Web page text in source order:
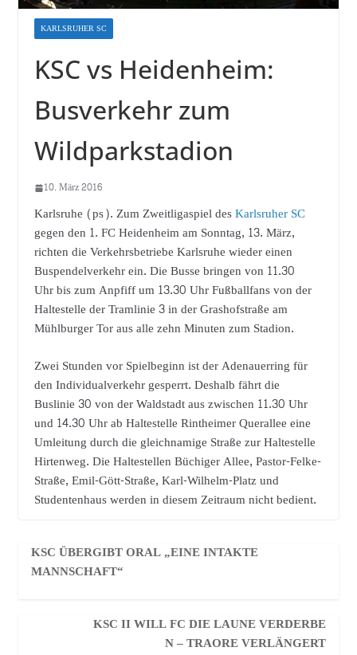
KARLSRUHER SC
KSC vs Heidenheim:
Busverkehr zum
Wildparkstadion
10. März 2016
Karlsruhe (ps). Zum Zweitligaspiel desKarlsruher SC
gegen den 1. FC Heidenheim am Sonntag, 13. März,
richten die Verkehrsbetriebe Karlsruhe wieder einen
Buspendelverkehr ein. Die Busse bringen von 11.30
Uhr bis zum Anpfiff um 13.30 Uhr Fußballfans von der
Haltestelle der Tramlinie 3 in der Grashofstraße am
Mühlburger Tor aus alle zehn Minuten zum Stadion.
Zwei Stunden vor Spielbeginn ist der Adenauerring für
den Individualverkehr gesperrt. Deshalb fährt die
Buslinie 30 von der Waldstadt aus zwischen 11.30 Uhr
und 14.30 Uhr ab Haltestelle Rintheimer Querallee eine
Umleitung durch die gleichnamige Straße zur Haltestelle
Hirtenweg. Die Haltestellen Büchiger Allee, Pastor-Felke-
Straße, Emil-Gött-Straße, Karl-Wilhelm-Platz und
Studentenhaus werden in diesem Zeitraum nicht bedient.
KSC ÜBERGIBT ORAL „EINE INTAKTE
MANNSCHAFT“
KSC II WILL FC DIE LAUNE VERDERBE
N – TRAORE VERLÄNGERT